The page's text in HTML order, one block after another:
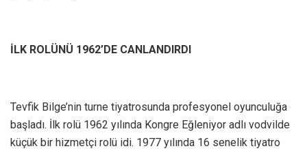
İLK ROLÜNÜ 1962’DE CANLANDIRDI
Tevfik Bilge’nin turne tiyatrosunda profesyonel oyunculuğa
başladı. İlk rolü 1962 yılında Kongre Eğleniyor adlı vodvilde
küçük bir hizmetçi rolü idi. 1977 yılında 16 senelik tiyatro